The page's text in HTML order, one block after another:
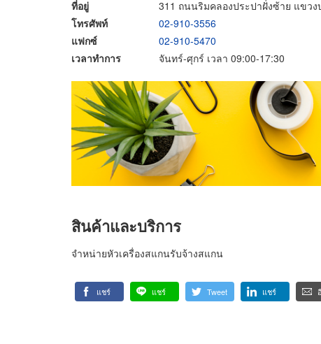
ที่อยู่
311 ถนนริมคลองประปาฝั่งซ้าย แขว
โทรศัพท์
02-910-3556
แฟกซ์
02-910-5470
เวลาทำการ
จันทร์-ศุกร์ เวลา 09:00-17:30
สินค้าและบริการ
จำหน่ายหัวเครื่องสแกนรับจ้างสแกน
แชร์ แชร์ Tweet แชร์